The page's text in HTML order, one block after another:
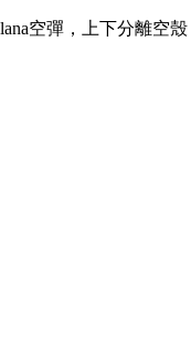
空彈，上下分離空殼